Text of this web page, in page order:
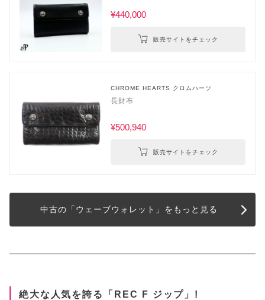
¥440,000
販売サイトをチェック
CHROME HEARTS クロムハーツ
長財布
¥500,940
販売サイトをチェック
中古の「ウェーブウォレット」をもっと見る
絶大な人気を誇る「REC F ジップ」!